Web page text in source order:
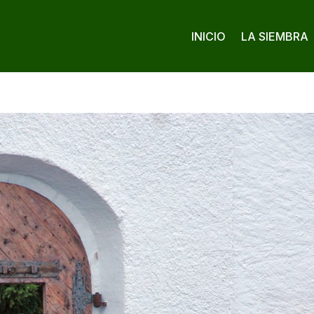
INICIO LA SIEMBRA